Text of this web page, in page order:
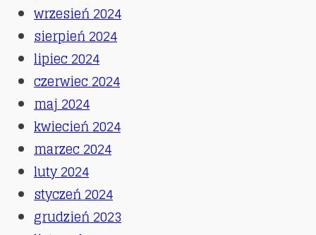
wrzesień 2024
sierpień 2024
lipiec 2024
czerwiec 2024
maj 2024
kwiecień 2024
marzec 2024
luty 2024
styczeń 2024
grudzień 2023